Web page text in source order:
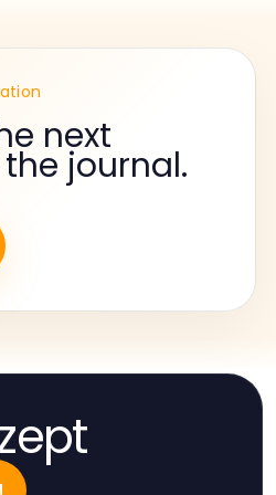
next
journal.